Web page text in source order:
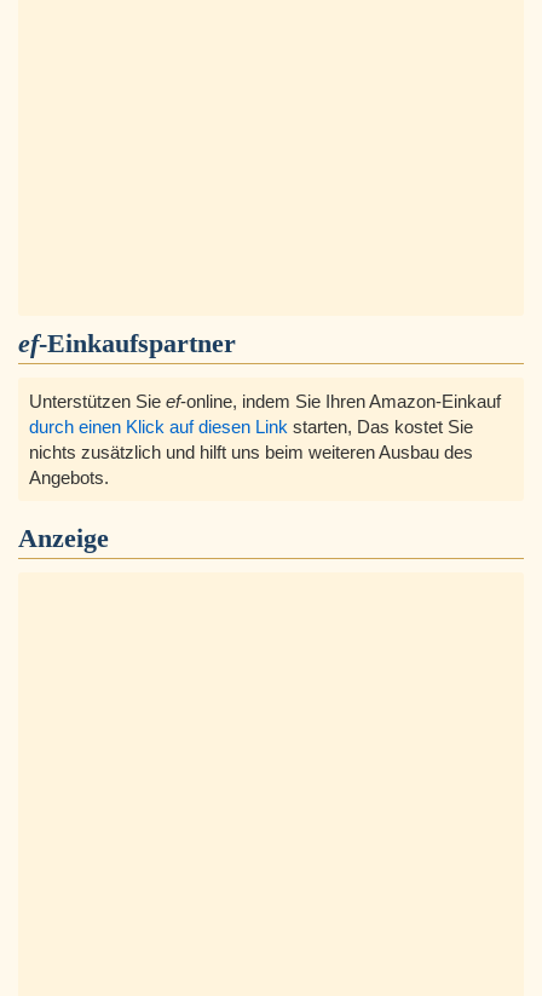
ef-Einkaufspartner
Unterstützen Sie ef-online, indem Sie Ihren Amazon-Einkauf
durch einen Klick auf diesen Link starten, Das kostet Sie
nichts zusätzlich und hilft uns beim weiteren Ausbau des
Angebots.
Anzeige